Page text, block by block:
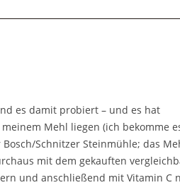
es damit probiert – und es hat
Mehl liegen (ich bekomme
Schnitzer Steinmühle; das
mit dem gekauften
und anschließend mit Vitamin C